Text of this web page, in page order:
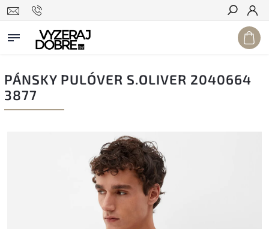
Hľadať
PÁNSKY PULÓVER S.OLIVER 2040664
3877